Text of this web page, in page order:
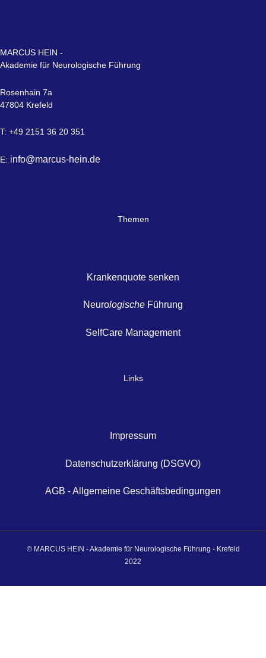
MARCUS HEIN -
Akademie für Neurologische Führung
Rosenhain 7a
47804 Krefeld
T: +49 2151 36 20 351
E: info@marcus-hein.de
Themen
Krankenquote senken
Neurologische Führung
SelfCare Management
Links
Impressum
Datenschutzerklärung (DSGVO)
AGB - Allgemeine Geschäftsbedingungen
© MARCUS HEIN - Akademie für Neurologische Führung - Krefeld
2022